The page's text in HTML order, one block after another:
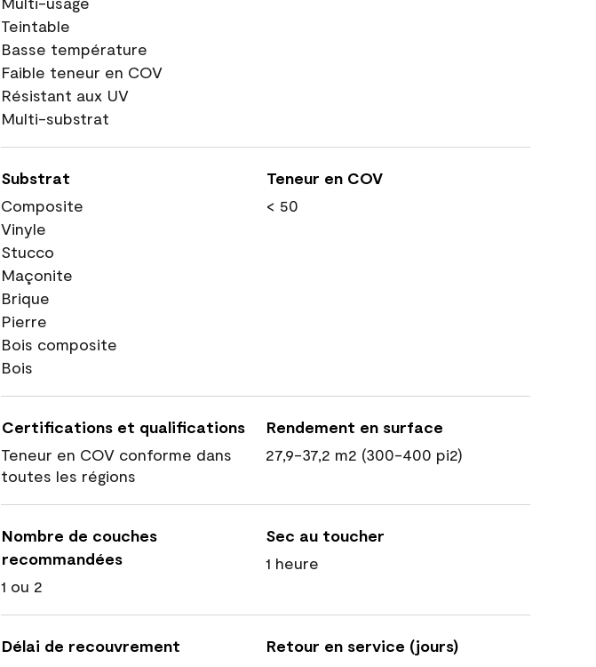
Teintable
Basse température
Faible teneur en COV
Résistant aux UV
Multi-substrat
Substrat
Composite
Vinyle
Stucco
Maçonite
Brique
Pierre
Bois composite
Bois
Teneur en COV
< 50
Certifications et qualifications
Teneur en COV conforme dans
toutes les régions
Rendement en surface
27,9-37,2 m2 (300-400 pi2)
Nombre de couches
recommandées
1 ou 2
Sec au toucher
1 heure
Délai de recouvrement
Retour en service (jours)